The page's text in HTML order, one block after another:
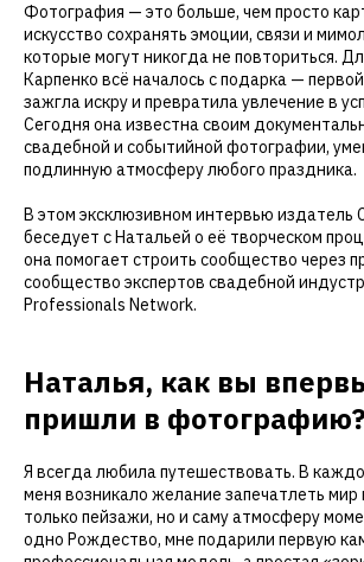
Фотография — это больше, чем просто
искусство сохранять эмоции, связи и
которые могут никогда не повториться.
Карпенко всё началось с подарка —
зажгла искру и превратила увлечение в
Сегодня она известна своим
свадебной и событийной фотографии,
подлинную атмосферу любого праздника.
В этом эксклюзивном интервью издатель
беседует с Натальей о её творческом
она помогает строить сообщество через
сообщество экспертов свадебной
Professionals Network.
Наталья, как вы
пришли в фотографию?
Я всегда любила путешествовать. В
меня возникало желание запечатлеть мир
только пейзажи, но и саму атмосферу
одно Рождество, мне подарили первую